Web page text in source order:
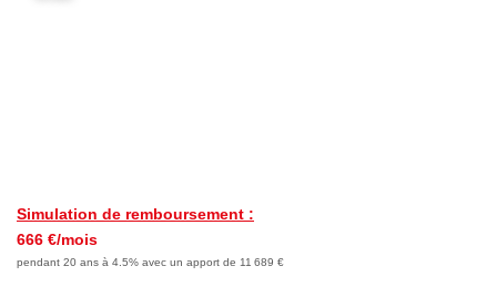
MON COMPTE
Simulation de remboursement :
666 €/mois
pendant 20 ans à 4.5% avec un apport de 11 689 €